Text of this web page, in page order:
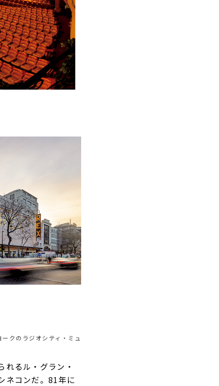
クのラジオシティ・ミュ
るル・グラン・
ネコンだ。81年に